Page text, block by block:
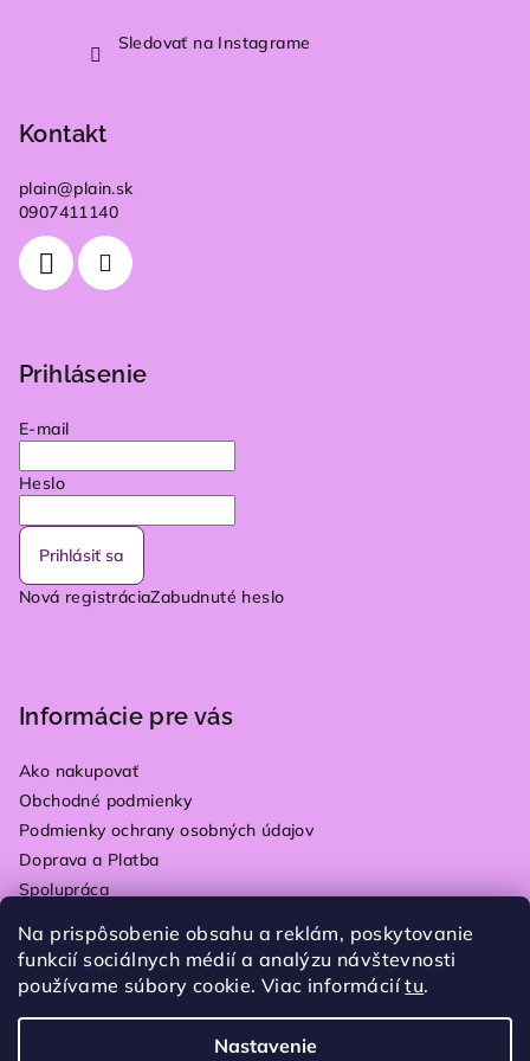
Na prispôsobenie obsahu a reklám, poskytovanie
funkcií sociálnych médií a analýzu návštevnosti
používame súbory cookie. Viac informáciítu.
Nastavenie
Sledovať na Instagrame
Kontakt
plain@plain.sk
0907411140
Prihlásenie
E-mail
Heslo
Prihlásiť sa
Nová registráciaZabudnuté heslo
Informácie pre vás
Ako nakupovať
Obchodné podmienky
Podmienky ochrany osobných údajov
Doprava a Platba
Spolupráca
Vrátenie tovaru
Blog